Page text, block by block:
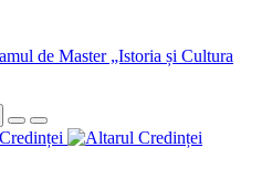
de Master „Istoria și Cultura